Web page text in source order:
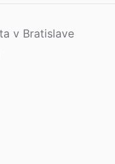
v Bratislave